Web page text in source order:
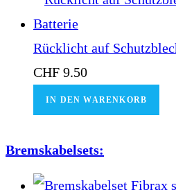
Rücklicht auf
CHF 9.50
IN DEN WARENKORB
Bremskabelsets: